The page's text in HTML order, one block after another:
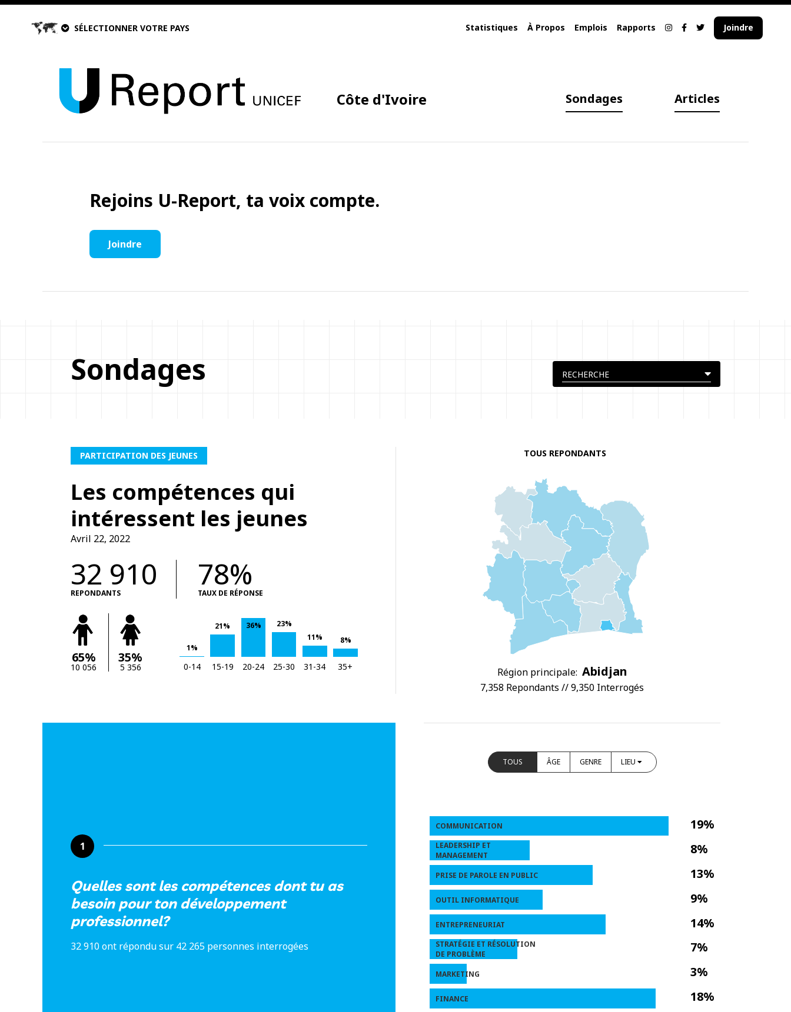
SÉLECTIONNER VOTRE PAYS Statistiques À Propos Emplois Rapports Joindre
Côte d'Ivoire Sondages Articles
Rejoins U-Report, ta voix compte.
Joindre
Sondages
PARTICIPATION DES JEUNES
Les compétences qui
intéressent les jeunes
Avril 22, 2022
32 910
REPONDANTS
78%
TAUX DE RÉPONSE
65%
10 056
35%
5 356
1%
21% 36%
23%
11%
8%
0-14 15-19 20-24 25-30 31-34 35+
TOUS REPONDANTS
Région principale: Abidjan
7,358 Repondants // 9,350 Interrogés
1
Quelles sont les compétences dont tu as
besoin pour ton développement
professionnel?
32 910 ont répondu sur 42 265 personnes interrogées
TOUS ÂGE GENRE LIEU
19%
8%
13%
9%
14%
7%
3%
18%
COMMUNICATION
LEADERSHIP ET
MANAGEMENT
PRISE DE PAROLE EN PUBLIC
OUTIL INFORMATIQUE
ENTREPRENEURIAT
STRATÉGIE ET RÉSOLUTION
DE PROBLÈME
MARKETING
FINANCE